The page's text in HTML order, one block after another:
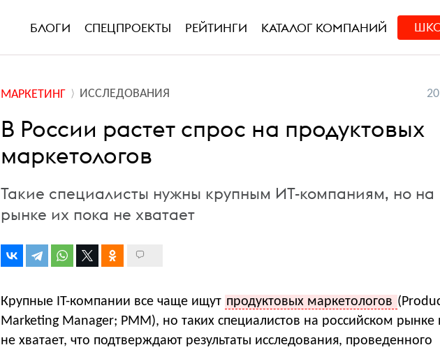
БЛОГИ СПЕЦПРОЕКТЫ РЕЙТИНГИ КАТАЛОГ КОМПАНИЙ
МАРКЕТИНГ ИССЛЕДОВАНИЯ
В России растет спрос на продуктовых
маркетологов
Такие специалисты нужны крупным ИТ-компаниям, но на
рынке их пока не хватает
Крупные IT-компании все чаще ищут продуктовых маркетологов
Marketing Manager; PMM), но таких специалистов на российском рынке
не хватает, что подтверждают результаты исследования, проведенного